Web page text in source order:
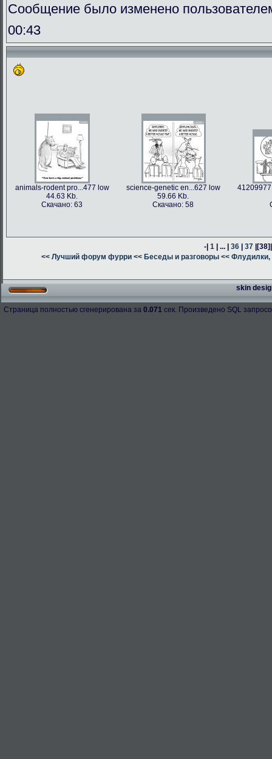
Сообщение было изменено
00:43
animals-rodent pro...477 low
44.63 Kb.
Скачано: 63
science-genetic en...627 low
59.66 Kb.
Скачано: 58
-| 1 | ... | 36 | 37 |[38]
<< Лучший форум фурри << Беседы и разговоры << Флудилки,
skin
Страница полностью сгенерирована за 0.071 сек. Произведено SQL